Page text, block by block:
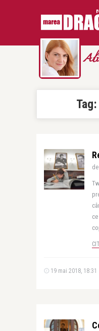
Tag:
de
19 mai 2018, 18:31